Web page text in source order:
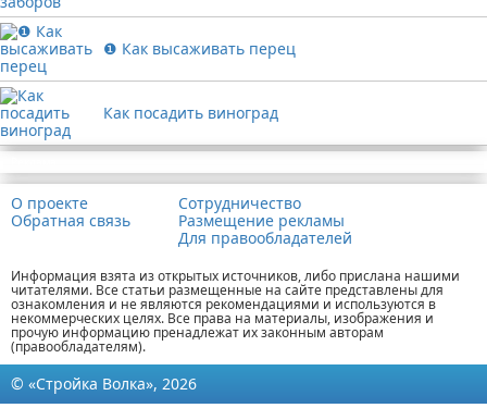
❶ Как высаживать перец
Как посадить виноград
О проекте
Обратная связь
Сотрудничество
Размещение рекламы
Для правообладателей
Информация взята из открытых источников, либо прислана нашими
читателями. Все статьи размещенные на сайте представлены для
ознакомления и не являются рекомендациями и используются в
некоммерческих целях. Все права на материалы, изображения и
прочую информацию пренадлежат их законным авторам
(правообладателям).
© «Стройка Волка», 2026